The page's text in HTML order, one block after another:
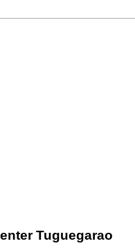
Tuguegarao